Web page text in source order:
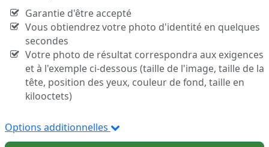
Garantie d'être accepté
Vous obtiendrez votre photo d'identité en quelques
secondes
Votre photo de résultat correspondra aux exigences
et à l'exemple ci-dessous (taille de l'image, taille de la
tête, position des yeux, couleur de fond, taille en
kilooctets)
Options additionnelles